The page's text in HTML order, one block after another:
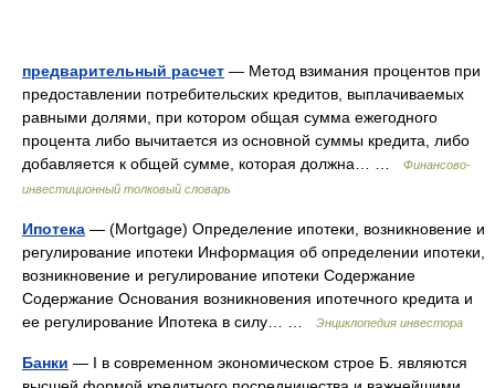
предварительный расчет — Метод взимания процентов при
предоставлении потребительских кредитов, выплачиваемых
равными долями, при котором общая сумма ежегодного
процента либо вычитается из основной суммы кредита, либо
добавляется к общей сумме, которая должна… …
Финансово-
инвестиционный толковый словарь
Ипотека — (Mortgage) Определение ипотеки, возникновение и
регулирование ипотеки Информация об определении ипотеки,
возникновение и регулирование ипотеки Содержание
Содержание Основания возникновения ипотечного кредита и
ее регулирование Ипотека в силу… …
Энциклопедия инвестора
Банки — I в современном экономическом строе Б. являются